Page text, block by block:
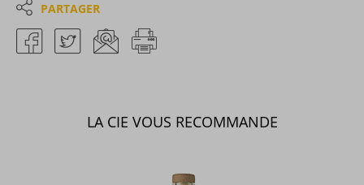
PARTAGER
LA CIE VOUS RECOMMANDE